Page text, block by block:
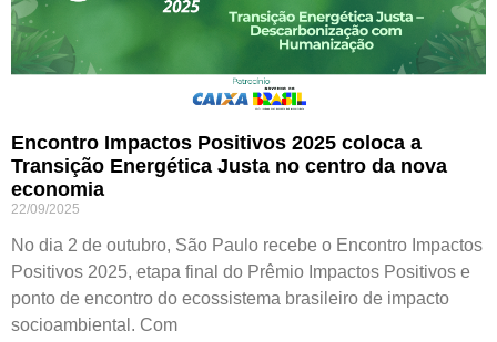
Encontro Impactos Positivos 2025 coloca a
Transição Energética Justa no centro da nova
economia
22/09/2025
No dia 2 de outubro, São Paulo recebe o Encontro Impactos
Positivos 2025, etapa final do Prêmio Impactos Positivos e
ponto de encontro do ecossistema brasileiro de impacto
socioambiental. Com